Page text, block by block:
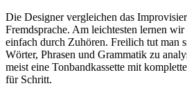
Die Designer vergleichen das
Fremdsprache. Am leichtesten lernen
einfach durch Zuhören. Freilich tut man
Wörter, Phrasen und Grammatik zu
meist eine Tonbandkassette mit
für Schritt.